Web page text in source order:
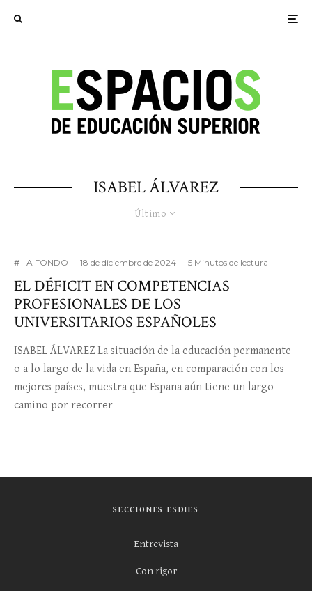
ISABEL ÁLVAREZ
Último
# A FONDO · 18 de diciembre de 2024 · 5 Minutos de lectura
EL DÉFICIT EN COMPETENCIAS
PROFESIONALES DE LOS
UNIVERSITARIOS ESPAÑOLES
ISABEL ÁLVAREZ La situación de la educación permanente
o a lo largo de la vida en España, en comparación con los
mejores países, muestra que España aún tiene un largo
camino por recorrer
SECCIONES ESDIES
Entrevista
Con rigor